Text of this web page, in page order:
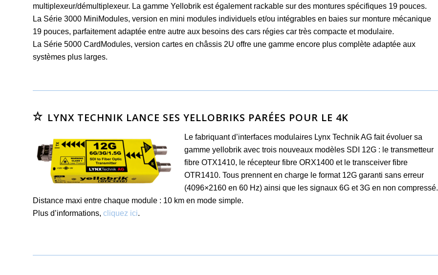
multiplexeur/démultiplexeur. La gamme Yellobrik est également rackable sur des montures spécifiques 19 pouces.
La Série 3000 MiniModules, version en mini modules individuels et/ou intégrables en baies sur monture mécanique
19 pouces, parfaitement adaptée entre autre aux besoins des cars régies car très compacte et modulaire.
La Série 5000 CardModules, version cartes en châssis 2U offre une gamme encore plus complète adaptée aux
systèmes plus larges.
LYNX TECHNIK LANCE SES YELLOBRIKS PARÉES POUR LE 4K
Le fabriquant d’interfaces modulaires Lynx Technik AG fait évoluer sa
gamme yellobrik avec trois nouveaux modèles SDI 12G : le transmetteur
fibre OTX1410, le récepteur fibre ORX1400 et le transceiver fibre
OTR1410. Tous prennent en charge le format 12G garanti sans erreur
(4096×2160 en 60 Hz) ainsi que les signaux 6G et 3G en non compressé.
Distance maxi entre chaque module : 10 km en mode simple.
Plus d’informations, cliquez ici.